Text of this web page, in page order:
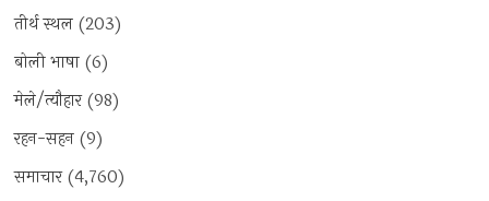
तीर्थ स्थल (203)
बोली भाषा (6)
मेले/त्यौहार(98)
रहन-सहन (9)
समाचार(4,760)